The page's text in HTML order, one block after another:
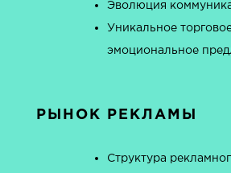
Эволюция
Уникальное
эмоциональное
РЫНОК РЕКЛАМЫ
Структура